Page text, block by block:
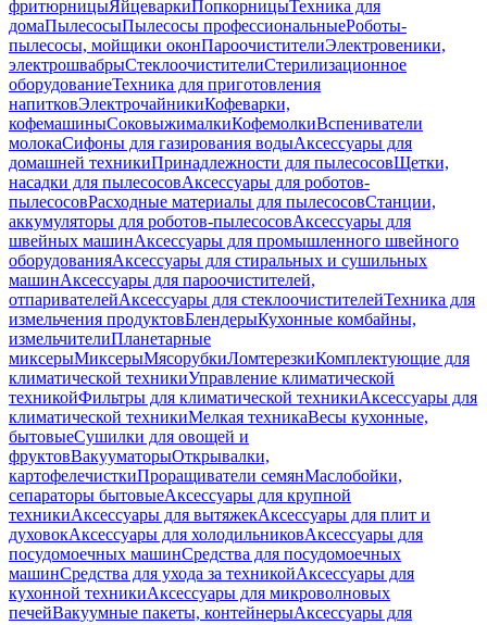
фритюрницыЯйцеваркиПопкорницыТехника для
домаПылесосыПылесосы профессиональныеРоботы-
пылесосы, мойщики оконПароочистителиЭлектровеники,
электрошвабрыСтеклоочистителиСтерилизационное
оборудованиеТехника для приготовления
напитковЭлектрочайникиКофеварки,
кофемашиныСоковыжималкиКофемолкиВспениватели
молокаСифоны для газирования водыАксессуары для
домашней техникиПринадлежности для пылесосовЩетки,
насадки для пылесосовАксессуары для роботов-
пылесосовРасходные материалы для пылесосовСтанции,
аккумуляторы для роботов-пылесосовАксессуары для
швейных машинАксессуары для промышленного швейного
оборудованияАксессуары для стиральных и сушильных
машинАксессуары для пароочистителей,
отпаривателейАксессуары для стеклоочистителейТехника для
измельчения продуктовБлендерыКухонные комбайны,
измельчителиПланетарные
миксерыМиксерыМясорубкиЛомтерезкиКомплектующие для
климатической техникиУправление климатической
техникойФильтры для климатической техникиАксессуары для
климатической техникиМелкая техникаВесы кухонные,
бытовыеСушилки для овощей и
фруктовВакууматорыОткрывалки,
картофелечисткиПроращиватели семянМаслобойки,
сепараторы бытовыеАксессуары для крупной
техникиАксессуары для вытяжекАксессуары для плит и
духовокАксессуары для холодильниковАксессуары для
посудомоечных машинСредства для посудомоечных
машинСредства для ухода за техникойАксессуары для
кухонной техникиАксессуары для микроволновых
печейВакуумные пакеты, контейнерыАксессуары для